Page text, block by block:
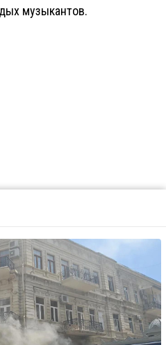
музыкантов.